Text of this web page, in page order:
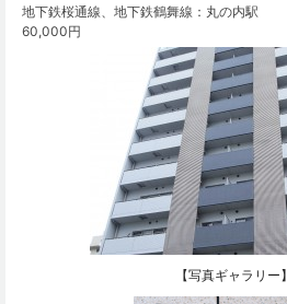
地下鉄桜通線、地下鉄鶴舞線：丸の内駅
60,000円
【写真ギャラリー】